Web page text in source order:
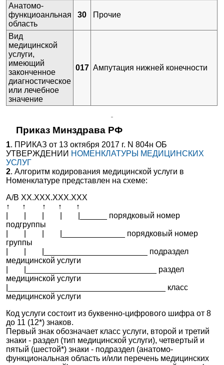
A16.30.009 Иссечение брыжейки
✚A16.30.010 Иссечение сальника
✚A16.30.011 Разделение брюшинных спаек
A16.30.012 Исправление смещения сальника
A16.30.013 Фиксация кишечника
A16.30.014 Экстирпация срединных кист и свищей
шеи
A16.30.015 Экстирпация боковых свищей шеи
A16.30.016 Операции при врожденной кривошее
✚A16.30.019 Ампутация верхней конечности
A16.30.020 Экзартикуляция верхней конечности
A16.30.021 Имплантация катетера для
перитонеального диализа
A16.30.022 Эвисцерация малого таза
A16.30.023 Перитонэктомия
A16.30.024 Удаление новообразования
забрюшинного пространства
A16.30.025 Удаление кист и опухолевидных
образований брюшной полости
A16.30.026 Удаление импланта, трансплантата
A16.30.027 Удаление аномальных разрастаний
тканей (нейрофиброматоза)
✚A16.30.028 Пластика передней брюшной стенки
✚A16.30.029 Трансплантация кожно-мышечного
комплекса
A16.30.030 Аутотрансплантация кожно-мышечно-
костного комплекса
A16.30.031 Удаление новообразования
Анатомо-
функциоанльная
область
30 Прочие
Вид
медицинской
услуги,
имеющий
законченное
диагностическое
или лечебное
значение
017 Ампутация нижней конечности
Приказ Минздрава РФ
1. ПРИКАЗ от 13 октября 2017 г. N 804н ОБ
УТВЕРЖДЕНИИ НОМЕНКЛАТУРЫ МЕДИЦИНСКИХ
УСЛУГ
2. Алгоритм кодирования медицинской услуги в
Номенклатуре представлен на схеме:
А/B ХХ.ХХХ.ХХХ.XXX
↑ ↑ ↑ ↑ ↑
| | | | |______ порядковый номер
подгруппы
| | | |______________ порядковый номер
группы
| | |_______________________ подраздел
медицинской услуги
| |_____________________________ раздел
медицинской услуги
|___________________________________ класс
медицинской услуги
Код услуги состоит из буквенно-цифрового шифра от 8
до 11 (12*) знаков.
Первый знак обозначает класс услуги, второй и третий
знаки - раздел (тип медицинской услуги), четвертый и
пятый (шестой*) знаки - подраздел (анатомо-
функциональная область и/или перечень медицинских